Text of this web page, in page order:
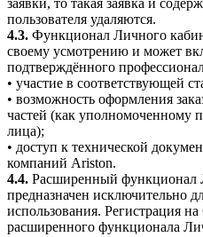
пользователя удаляются.
4.3. Функционал Личного
своему усмотрению и может
подтверждённого
• участие в соответствующей
• возможность оформления
частей (как уполномоченному
лица);
• доступ к технической
компаний Ariston.
4.4. Расширенный функционал
предназначен исключительно
использования. Регистрация
расширенного функционала